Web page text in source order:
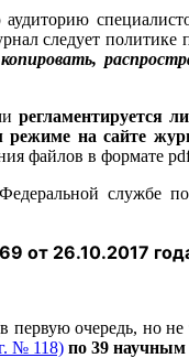
следует
регламентируется
режиме на сайте
файлов в формате
службе
от 26.10.2017
первую очередь, но
№ 118) по 39 научным